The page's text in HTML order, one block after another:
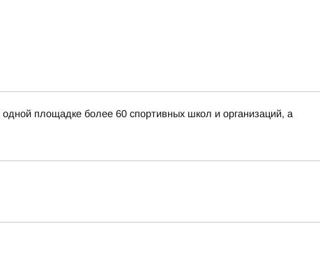
площадке более 60 спортивных школ и организаций, а